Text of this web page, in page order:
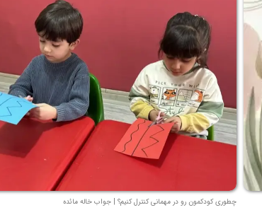
چطوری کودکمون رو در مهمانی کنترل کنیم؟ | جواب خاله مائده